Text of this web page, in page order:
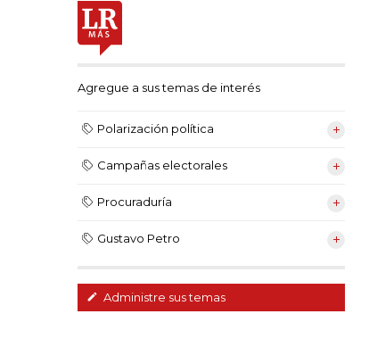
Agregue a sus temas de interés
Polarización política
Campañas electorales
Procuraduría
Gustavo Petro
Administre sus temas